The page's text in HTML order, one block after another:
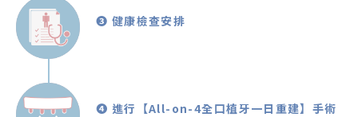
❸ 健康檢查安排
❹ 進行【All-on-4全口植牙一日重建】手術